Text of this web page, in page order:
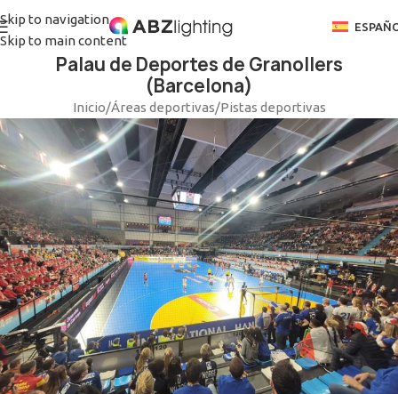
Skip to navigation
Skip to main content
Palau de Deportes de Granollers
(Barcelona)
Inicio/Áreas deportivas/Pistas deportivas